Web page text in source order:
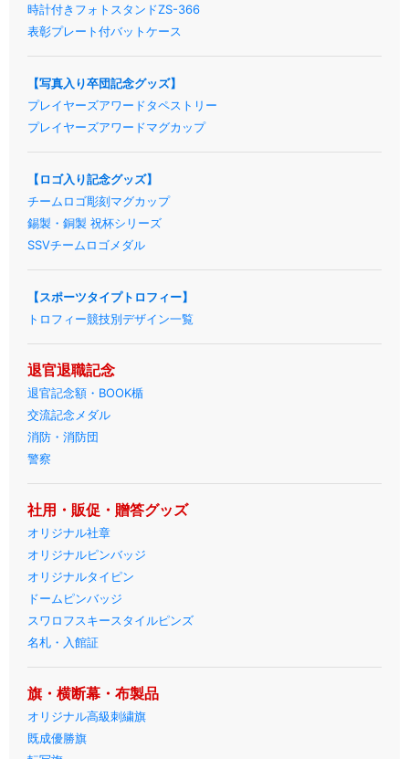
時計付きフォトスタンドZS-366
表彰プレート付バットケース
【写真入り卒団記念グッズ】
プレイヤーズアワードタペストリー
プレイヤーズアワードマグカップ
【ロゴ入り記念グッズ】
チームロゴ彫刻マグカップ
錫製・銅製 祝杯シリーズ
SSVチームロゴメダル
【スポーツタイプトロフィー】
トロフィー競技別デザイン一覧
退官退職記念
退官記念額・BOOK楯
交流記念メダル
消防・消防団
警察
社用・販促・贈答グッズ
オリジナル社章
オリジナルピンバッジ
オリジナルタイピン
ドームピンバッジ
スワロフスキースタイルピンズ
名札・入館証
旗・横断幕・布製品
オリジナル高級刺繍旗
既成優勝旗